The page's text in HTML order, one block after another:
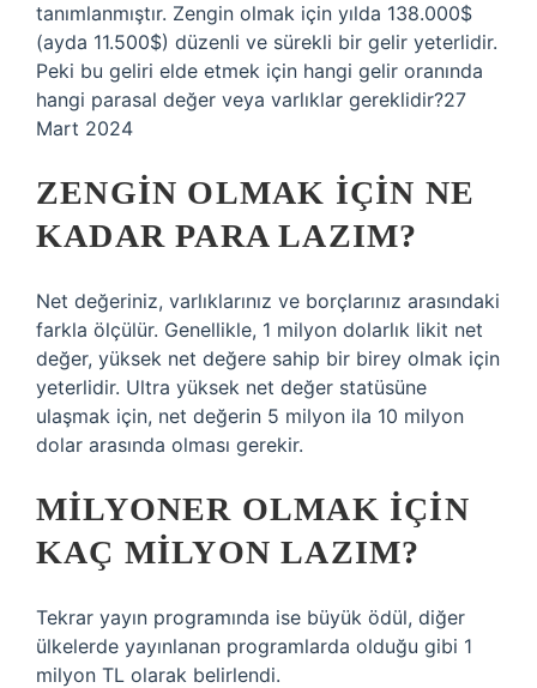
tanımlanmıştır. Zengin olmak için yılda 138.000$
(ayda 11.500$) düzenli ve sürekli bir gelir yeterlidir.
Peki bu geliri elde etmek için hangi gelir oranında
hangi parasal değer veya varlıklar gereklidir?27
Mart 2024
ZENGIN OLMAK IÇIN NE
KADAR PARA LAZIM?
Net değeriniz, varlıklarınız ve borçlarınız arasındaki
farkla ölçülür. Genellikle, 1 milyon dolarlık likit net
değer, yüksek net değere sahip bir birey olmak için
yeterlidir. Ultra yüksek net değer statüsüne
ulaşmak için, net değerin 5 milyon ila 10 milyon
dolar arasında olması gerekir.
MILYONER OLMAK IÇIN
KAÇ MILYON LAZIM?
Tekrar yayın programında ise büyük ödül, diğer
ülkelerde yayınlanan programlarda olduğu gibi 1
milyon TL olarak belirlendi.